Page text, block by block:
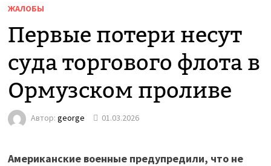
ЖАЛОБЫ
Первые потери несут
суда торгового флота в
Ормузском проливе
Автор: george 01.03.2026
Американские военные предупредили, что не